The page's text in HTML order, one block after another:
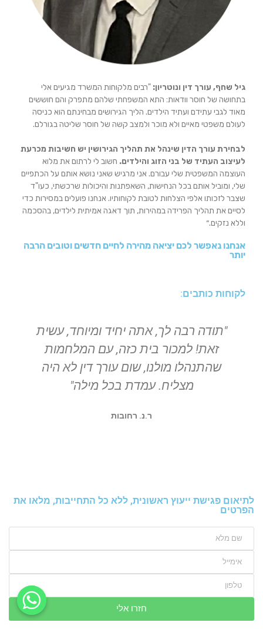
גיל שחף, עורך דין ונוטריון: "רבים מלקוחות המשרד מגיעים אלי
בתחושה של חוסר וודאות: התא המשפחתי שלהם מתפרק והם חוששים
מאוד לגבי עתידם ועתיד הילדים. הליך הגירושים מבחינתם הוא כניסה
לעולם משפטי מאיים ולא מוכר ולמצב קשה של חוסר שליטה בגורלם.
לבחירת עורך הדין שינהל את תהליך הגירושין יש חשיבות מכרעת
לעיצוב העתיד של בני הזוג והילדים. חשוב לי לרתום את מלוא
העוצמה המשפטית שלי עבורם. אני מרגיש שאני נושא אותם על הכתפיים
שלי, ומוביל אותם בכל הנחישות, השאפתנות והיכולות שרכשתי, כעו"ד
שצבר לזכותו אלפי הצלחות לטובת לקוחותיו. אנחנו פועלים במסירות כדי
לסיים את תהליך הפרידה במהירות, תוך דאגה אמיתית לילדים, בהסכמה
וללא נזקים.״
אנחנו נאפשר לכם יציאה מהירה לחיים חדשים וטובים הרבה
יותר
לקוחות כותבים:
"תודה רבה לך, אתה יחיד ומיוחד, עשית
זאת! למכור בית כזה, עם המלחמות
שהתנהלו מולנו, שום עורך דין לא היה
מצליח. עמדת בכל מילה"
ר.נ. רחובות
לתיאום פגישת ייעוץ ראשונית, ללא כל התחייבות, מלאו את
הפרטים
חזרו אלי